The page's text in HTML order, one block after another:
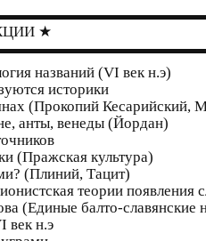
★
названий (VI век н.э)
историки
(Прокопий Кесарийский,
анты, венеды (Йордан)
(Пражская культура)
(Плиний, Тацит)
теории появления
(Единые балто-славянские
век н.э